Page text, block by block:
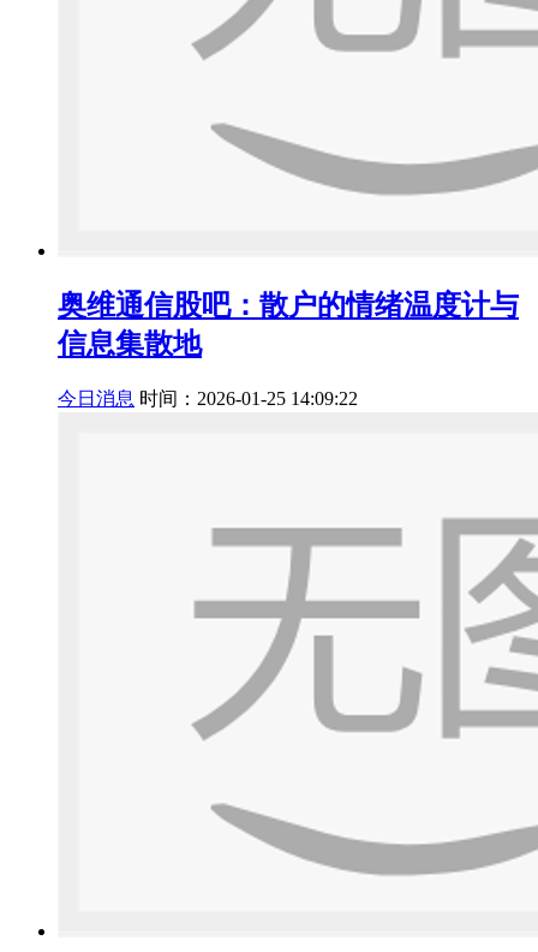
奥维通信股吧：散户的情绪温度计与
信息集散地
今日消息 时间：2026-01-25 14:09:22